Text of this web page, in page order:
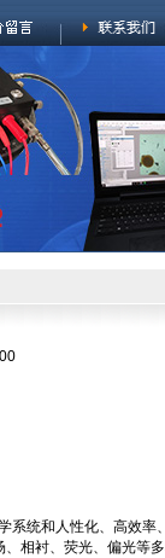
系统和人性化、高效率
相衬、荧光、偏光等